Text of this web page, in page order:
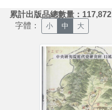
累計出版品總數量：117,872
字體： 小 中 大